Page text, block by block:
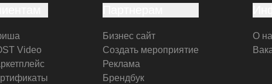
Video
Бизнес сайт
Создать мероприятие
Реклама
Брендбук
О